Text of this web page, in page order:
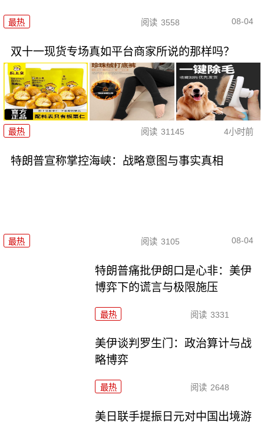
最热 阅读 3558 08-04
双十一现货专场真如平台商家所说的那样吗？
最热 阅读 31145 4小时前
特朗普宣称掌控海峡：战略意图与事实真相
最热 阅读 3105 08-04
特朗普痛批伊朗口是心非：美伊
博弈下的谎言与极限施压
最热 阅读 3331
美伊谈判罗生门：政治算计与战
略博弈
最热 阅读 2648
美日联手提振日元对中国出境游